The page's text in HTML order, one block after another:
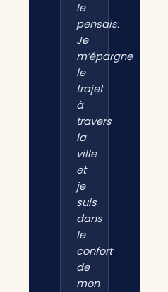
le
pensais.
Je
m’épargne
le
trajet
à
travers
la
ville
et
je
suis
dans
le
confort
de
mon